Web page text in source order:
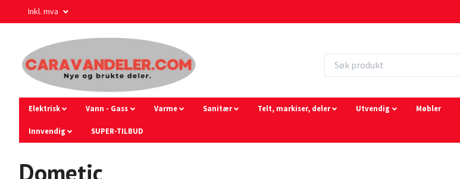
Inkl. mva
Elektrisk Vann - Gass Varme Sanitær Telt, markiser, deler Utvendig Møbler
Innvendig SUPER-TILBUD
Dometic